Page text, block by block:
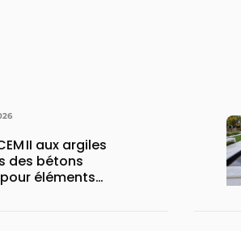
II aux argiles
des bétons
éléments